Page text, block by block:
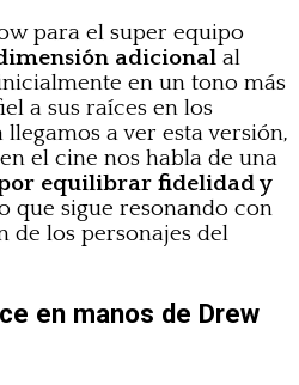
para el super equipo
adicional al
en un tono más
a sus raíces en los
a ver esta versión,
el cine nos habla de una
equilibrar fidelidad y
que sigue resonando con
de los personajes del
en manos de Drew